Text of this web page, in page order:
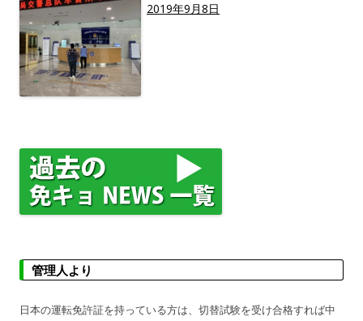
2019年9月8日
管理人より
日本の運転免許証を持っている方は、切替試験を受け合格すれば中